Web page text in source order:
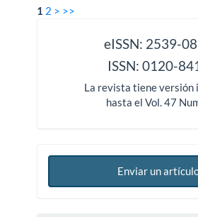
1 2 > >>
eISSN: 2539-
ISSN: 0120-
La revista tiene versión
hasta el Vol. 47
Enviar un